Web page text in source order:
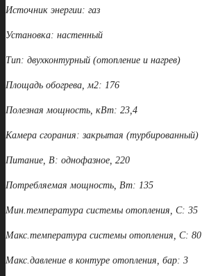
Источник энергии: газ
Установка: настенный
Тип: двухконтурный (отопление и нагрев)
Площадь обогрева, м2: 176
Полезная мощность, кВт: 23,4
Камера сгорания: закрытая (турбированный)
Питание, В: однофазное, 220
Потребляемая мощность, Вт: 135
Мин.температура системы отопления, С: 35
Макс.температура системы отопления, С: 80
Макс.давление в контуре отопления, бар: 3